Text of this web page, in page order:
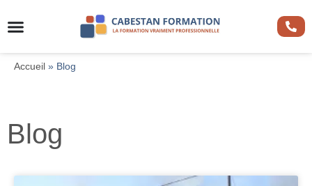
Accueil » Blog
Blog